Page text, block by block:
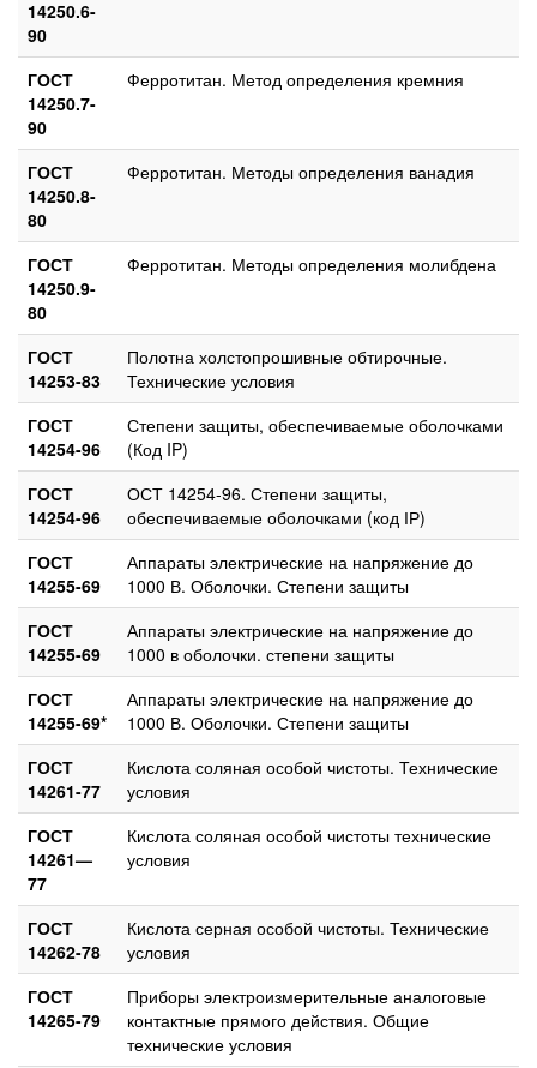
14250.6-
90
ГОСТ
14250.7-
90
Ферротитан. Метод определения кремния
ГОСТ
14250.8-
80
Ферротитан. Методы определения ванадия
ГОСТ
14250.9-
80
Ферротитан. Методы определения молибдена
ГОСТ
14253-83
Полотна холстопрошивные обтирочные.
Технические условия
ГОСТ
14254-96
Степени защиты, обеспечиваемые оболочками
(Код IP)
ГОСТ
14254-96
ОСТ 14254-96. Степени защиты,
обеспечиваемые оболочками (код ІР)
ГОСТ
14255-69
Аппараты электрические на напряжение до
1000 В. Оболочки. Степени защиты
ГОСТ
14255-69
Аппараты электрические на напряжение до
1000 в оболочки. степени защиты
ГОСТ
14255-69*
Аппараты электрические на напряжение до
1000 В. Оболочки. Степени защиты
ГОСТ
14261-77
Кислота соляная особой чистоты. Технические
условия
ГОСТ
14261—
77
Кислота соляная особой чистоты технические
условия
ГОСТ
14262-78
Кислота серная особой чистоты. Технические
условия
ГОСТ
14265-79
Приборы электроизмерительные аналоговые
контактные прямого действия. Общие
технические условия